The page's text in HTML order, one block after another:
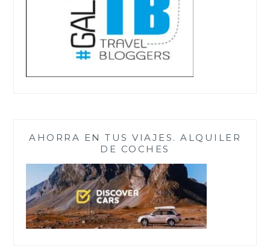
AHORRA EN TUS VIAJES. ALQUILER
DE COCHES